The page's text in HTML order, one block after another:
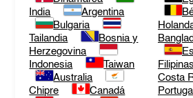
India
Argentina
Bulgaria
Tailandia
Bosnia y
Herzegovina
Indonesia
Taiwan
Australia
Chipre
Canadá
Filipinas
Costa
Portugal